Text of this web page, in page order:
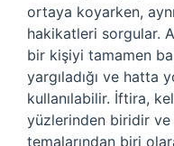
ortaya koyarken,
hakikatleri sorgular.
bir kişiyi tamamen
yargıladığı ve hatta
kullanılabilir. İftira,
yüzlerinden biridir
temalarından biri